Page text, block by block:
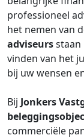
professioneel
het nemen van
adviseursstaan
vinden van het
bij uw wensen
Bij Jonkers
commerciële